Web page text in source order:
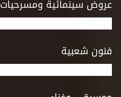
عروض سينمائية ومسرحيات
فنون شعبية